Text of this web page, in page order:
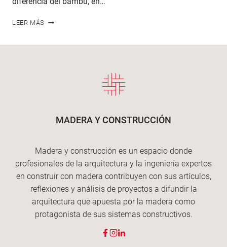
LEER MÁS ¡QUÉ
MADERA Y CONSTRUCCIÓN
Madera y construcción es un espacio donde
profesionales de la arquitectura y la ingeniería expertos
en construir con madera contribuyen con sus artículos,
reflexiones y análisis de proyectos a difundir la
arquitectura que apuesta por la madera como
protagonista de sus sistemas constructivos.